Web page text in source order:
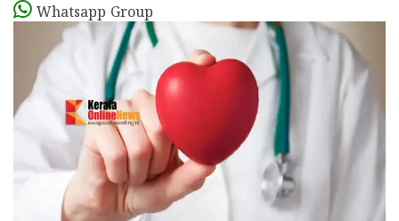
Whatsapp Group